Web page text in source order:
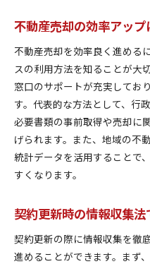
不動産売却の効率アッ
不動産売却を効率良く進める
スの利用方法を知ることが大
窓口のサポートが充実してお
す。代表的な方法として、行
必要書類の事前取得や売却に
げられます。また、地域の不
統計データを活用することで
すくなります。
契約更新時の情報収集
契約更新の際に情報収集を徹
進めることができます。まず